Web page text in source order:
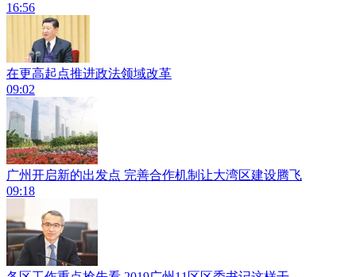
16:56
在更高起点推进政法领域改革
09:02
广州开启新的出发点 完善合作机制让大湾区建设腾飞
09:18